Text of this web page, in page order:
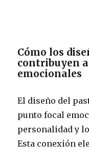
Cómo los
contribuyen
emocionales
El diseño del
punto focal
personalidad y
Esta conexión